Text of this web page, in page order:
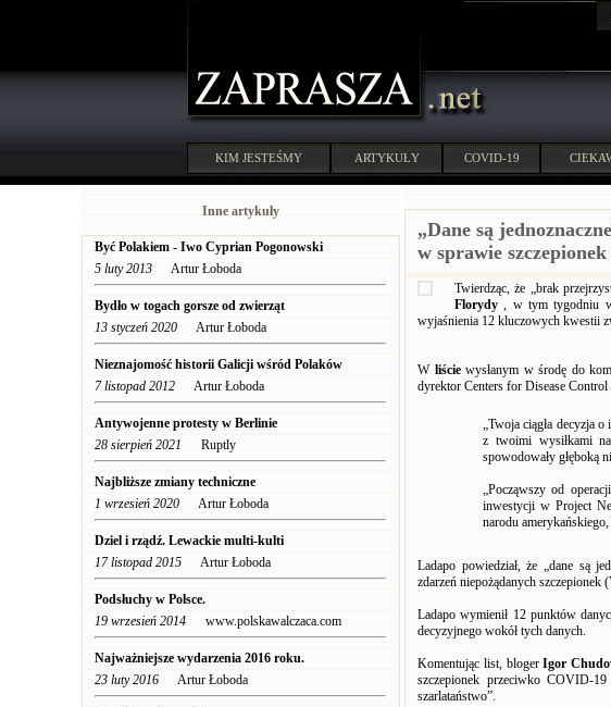
KIM JESTEŚMY ARTYKUŁY COVID-19
Inne artykuły
Być Polakiem - Iwo Cyprian Pogonowski
5 luty 2013 Artur Łoboda
Bydło w togach gorsze od zwierząt
13 styczeń 2020 Artur Łoboda
Nieznajomość historii Galicji wśród Polaków
7 listopad 2012 Artur Łoboda
Antywojenne protesty w Berlinie
28 sierpień 2021 Ruptly
Najbliższe zmiany techniczne
1 wrzesień 2020 Artur Łoboda
Dziel i rządź. Lewackie multi-kulti
17 listopad 2015 Artur Łoboda
Podsłuchy w Polsce.
19 wrzesień 2014 www.polskawalczaca.com
Najważniejsze wydarzenia 2016 roku.
23 luty 2016 Artur Łoboda
„Dane są
w sprawie
Twierdząc, że „brak
Florydy, w tym tygodniu
wyjaśnienia 12 kluczowych kwestii
W liściewysłanym w środę do
dyrektor Centers for Disease
„Twoja ciągła decyzja
z twoimi wysiłkami
spowodowały głęboką
„Począwszy od
inwestycji w Project
narodu
Ladapo powiedział, że „dane są
zdarzeń niepożądanych
Ladapo wymienił 12 punktów
decyzyjnego wokół tych danych.
Komentując list, blogerIgor
szczepionek przeciwko COVID-
szarlataństwo”.